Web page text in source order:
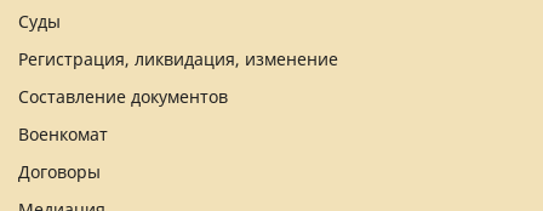
Суды
Регистрация, ликвидация, изменение
Составление документов
Военкомат
Договоры